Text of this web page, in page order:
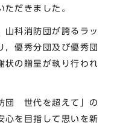
だきました。
科消防団が誇るラッ
，優秀分団及び優秀団
状の贈呈が執り行われ
団 世代を超えて」の
心を目指して思いを新